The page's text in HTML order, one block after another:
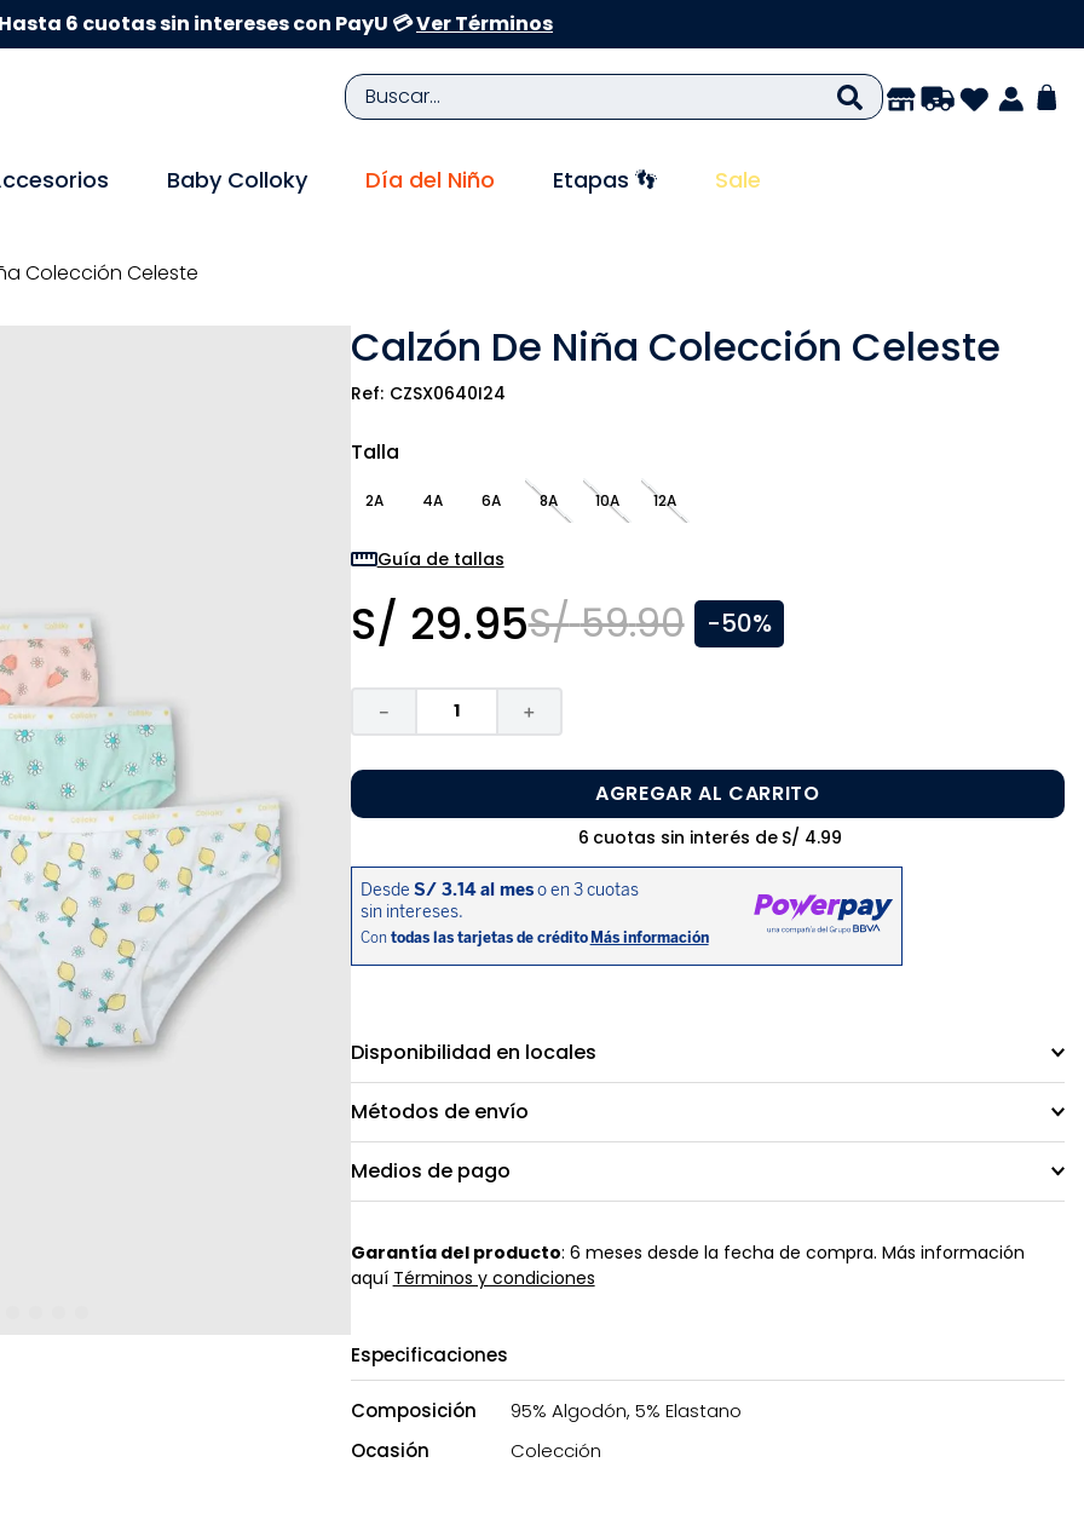
6 cuotas sin intereses con PayU 💳Ver Términos
Buscar...
Baby Colloky Día del Niño Etapas 👣 Sale
Colección Celeste
Calzón De Niña Colección Celeste
CZSX0640I24
Talla
2A 4A 6A 8A 10A 12A
Guía de tallas
S/ 29.95S/ 59.90 -50%
＋
－
AGREGAR AL CARRITO
6 cuotas sin interés de S/ 4.99
Disponibilidad en locales
Métodos de envío
Medios de pago
Garantía del producto: 6 meses desde la fecha de compra. Más información
aquí Términos y condiciones
Especificaciones
Composición
95% Algodón, 5% Elastano
Ocasión
Colección
TÉRMINOS MÁS BUSCADOS